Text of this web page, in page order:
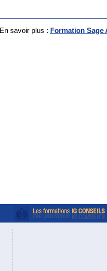
En savoir plus : Formation Sage